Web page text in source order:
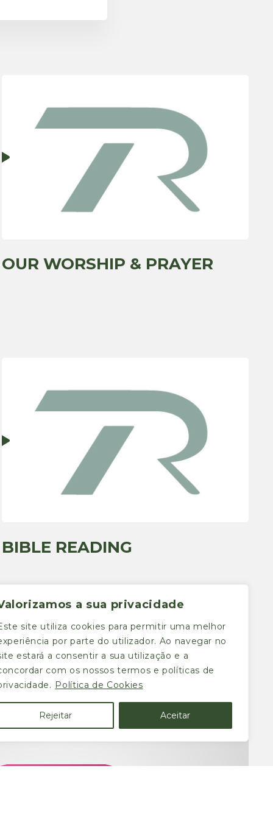
a sua privacidade
site utiliza cookies para permitir uma melhor
por parte do utilizador. Ao navegar no
estará a consentir a sua utilização e a
com os nossos termos e políticas de
Política de Cookies
Rejeitar Aceitar
OUR WORSHIP & PRAYER
BIBLE READING